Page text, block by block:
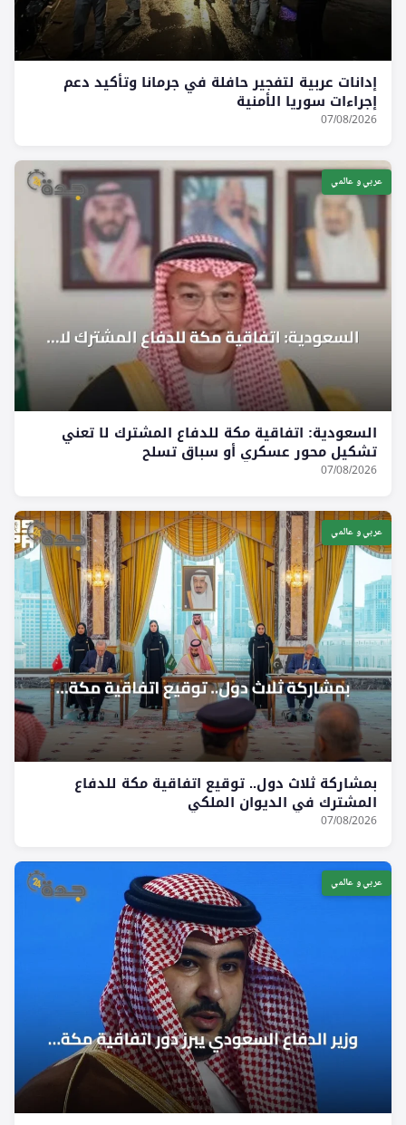
إدانات عربية لتفجير حافلة في جرمانا وتأكيد دعم
إجراءات سوريا الأمنية
07/08/2026
عربي و عالمي
السعودية: اتفاقية مكة للدفاع المشترك لا تعني
تشكيل محور عسكري أو سباق تسلح
07/08/2026
عربي و عالمي
بمشاركة ثلاث دول.. توقيع اتفاقية مكة للدفاع
المشترك في الديوان الملكي
07/08/2026
عربي و عالمي